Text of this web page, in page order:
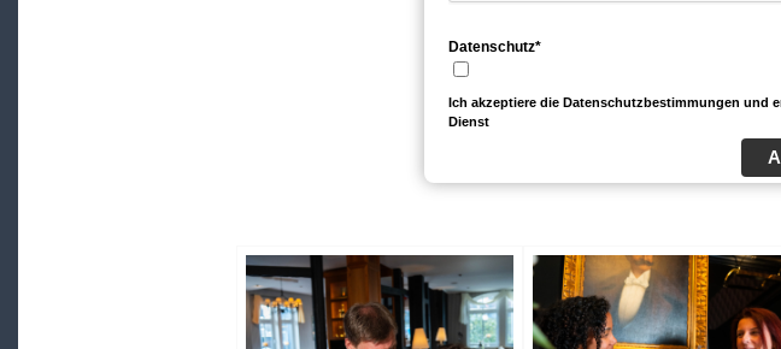
Datenschutz*
Ich akzeptiere die Datenschutzbestimmungen und
Dienst